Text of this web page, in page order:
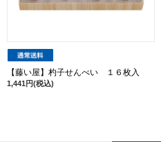
【藤い屋】杓子せんべい １６枚入
1,441円(税込)